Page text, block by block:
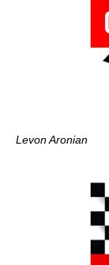
Levon Aronian